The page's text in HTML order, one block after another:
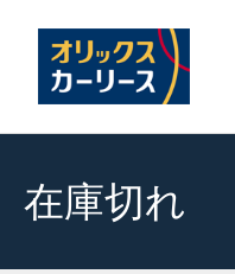
在庫切れ